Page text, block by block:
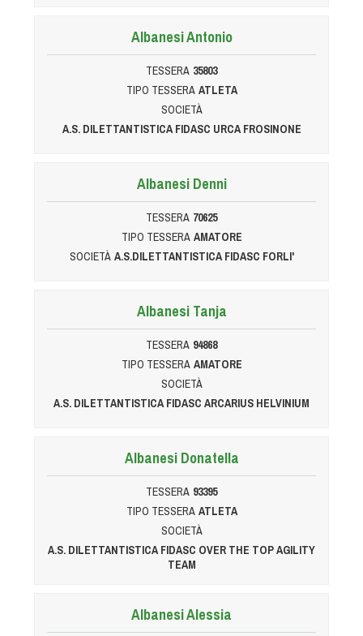
Albanesi Antonio
TESSERA 35803
TIPO TESSERA ATLETA
SOCIETÀ
A.S. DILETTANTISTICA FIDASC URCA FROSINONE
Albanesi Denni
TESSERA 70625
TIPO TESSERA AMATORE
SOCIETÀ A.S.DILETTANTISTICA FIDASC FORLI'
Albanesi Tanja
TESSERA 94868
TIPO TESSERA AMATORE
SOCIETÀ
A.S. DILETTANTISTICA FIDASC ARCARIUS HELVINIUM
Albanesi Donatella
TESSERA 93395
TIPO TESSERA ATLETA
SOCIETÀ
A.S. DILETTANTISTICA FIDASC OVER THE TOP AGILITY
TEAM
Albanesi Alessia
Rally Obedience
Retriever Sport
Ricerca Tartufo
Sheepdog
Sport acquatici
Ipo Delta
Freestyle
Protezione civile Sportiva
Sleddog